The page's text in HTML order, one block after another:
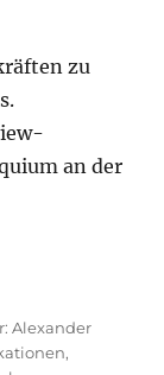
zu
an der
Alexander
,